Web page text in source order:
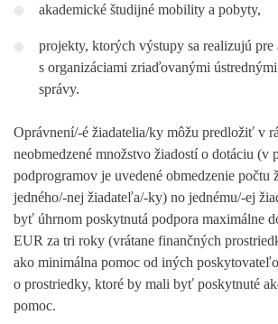
akademické študijné mobility a pobyty,
projekty, ktorých výstupy sa realizujú pre
s organizáciami zriaďovanými
správy.
Oprávnení/-é žiadatelia/ky môžu predložiť v
neobmedzené množstvo žiadostí o dotáciu (v
podprogramov je uvedené obmedzenie počtu
jedného/-nej žiadateľa/-ky) no jednému/-ej
byť úhrnom poskytnutá podpora maximálne
EUR za tri roky (vrátane finančných
ako minimálna pomoc od iných
o prostriedky, ktoré by mali byť poskytnuté
pomoc.